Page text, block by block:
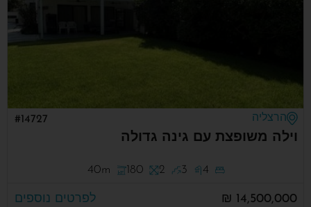
הרצליה
וילה משופצת עם גינה גדולה
#14727
4
3
2
180
40m
14,500,000 ₪ לפרטים נוספים